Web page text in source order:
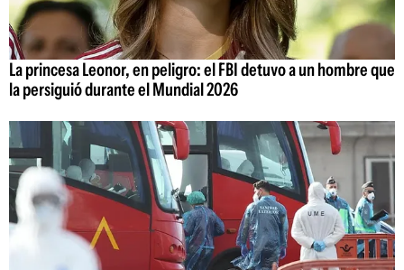
La princesa Leonor, en peligro: el FBI detuvo a un hombre que
la persiguió durante el Mundial 2026